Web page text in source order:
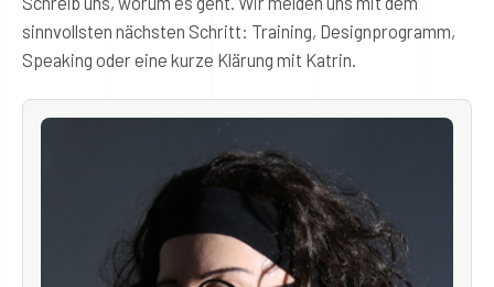
sinnvollsten nächsten Schritt: Training, Designprogramm,
Speaking oder eine kurze Klärung mit Katrin.